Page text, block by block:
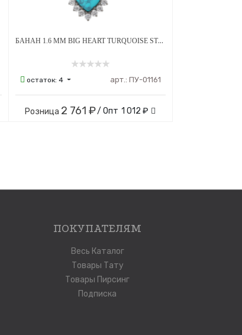
БАНАН 1.6 ММ BIG HEART TURQUOISE STEEL CRYSTAL ВНУТРЕННЯЯ РЕЗЬБА ТИТАН
остаток: 4 арт.: ПУ-01161
Розница 2 761 ₽/ Опт 1 012 ₽
ПОКУПАТЕЛЯМ
Весь Каталог
Товары Тату
Товары Пирсинг
Подписка